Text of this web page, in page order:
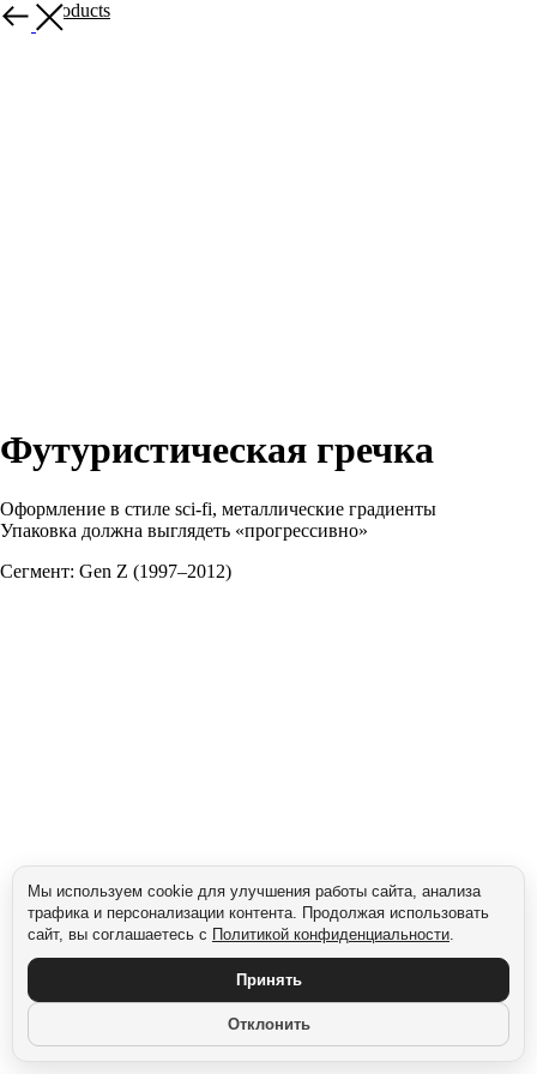
Мы используем cookie для улучшения работы сайта, анализа
трафика и персонализации контента. Продолжая использовать
сайт, вы соглашаетесь с
Политикой конфиденциальности.
Принять
Отклонить
More products
Футуристическая гречка
Оформление в стиле sci-fi, металлические градиенты
Упаковка должна выглядеть «прогрессивно»
Сегмент: Gen Z (1997–2012)